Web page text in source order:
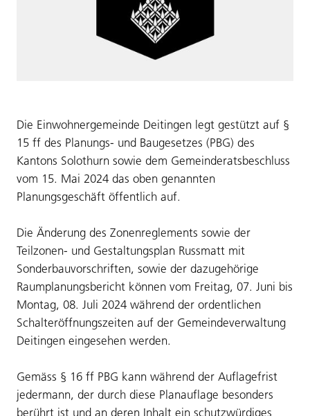
Die Einwohnergemeinde Deitingen legt gestützt auf §
15 ff des Planungs- und Baugesetzes (PBG) des
Kantons Solothurn sowie dem Gemeinderatsbeschluss
vom 15. Mai 2024 das oben genannten
Planungsgeschäft öffentlich auf.
Die Änderung des Zonenreglements sowie der
Teilzonen- und Gestaltungsplan Russmatt mit
Sonderbauvorschriften, sowie der dazugehörige
Raumplanungsbericht können vom Freitag, 07. Juni bis
Montag, 08. Juli 2024 während der ordentlichen
Schalteröffnungszeiten auf der Gemeindeverwaltung
Deitingen eingesehen werden.
Gemäss § 16 ff PBG kann während der Auflagefrist
jedermann, der durch diese Planauflage besonders
berührt ist und an deren Inhalt ein schutzwürdiges